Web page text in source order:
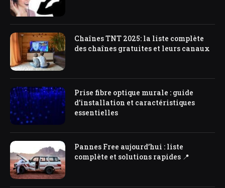
Chaînes TNT 2025: la liste complète
des chaînes gratuites et leurs canaux
Prise fibre optique murale : guide
d’installation et caractéristiques
essentielles
Pannes Free aujourd’hui : liste
complète et solutions rapides 📍